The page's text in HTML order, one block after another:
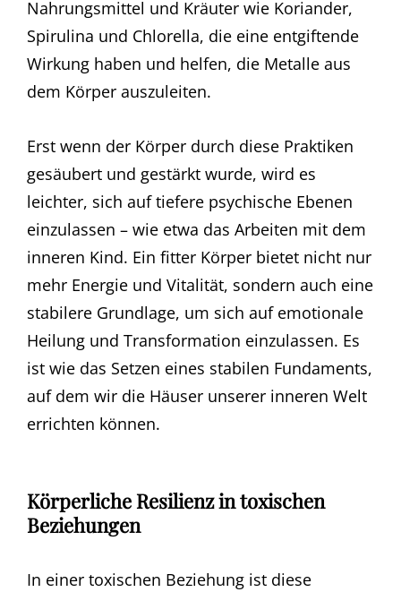
Nahrungsmittel und Kräuter wie Koriander,
Spirulina und Chlorella, die eine entgiftende
Wirkung haben und helfen, die Metalle aus
dem Körper auszuleiten.
Erst wenn der Körper durch diese Praktiken
gesäubert und gestärkt wurde, wird es
leichter, sich auf tiefere psychische Ebenen
einzulassen – wie etwa das Arbeiten mit dem
inneren Kind. Ein fitter Körper bietet nicht nur
mehr Energie und Vitalität, sondern auch eine
stabilere Grundlage, um sich auf emotionale
Heilung und Transformation einzulassen. Es
ist wie das Setzen eines stabilen Fundaments,
auf dem wir die Häuser unserer inneren Welt
errichten können.
Körperliche Resilienz in toxischen
Beziehungen
In einer toxischen Beziehung ist diese